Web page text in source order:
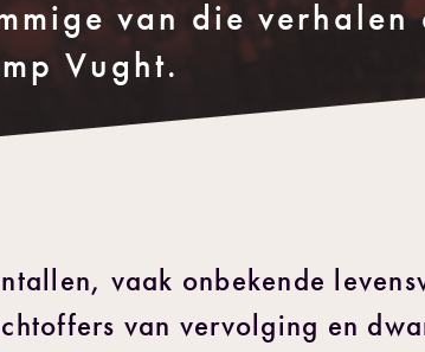
van die verhalen
Vught.
vaak onbekende
van vervolging en